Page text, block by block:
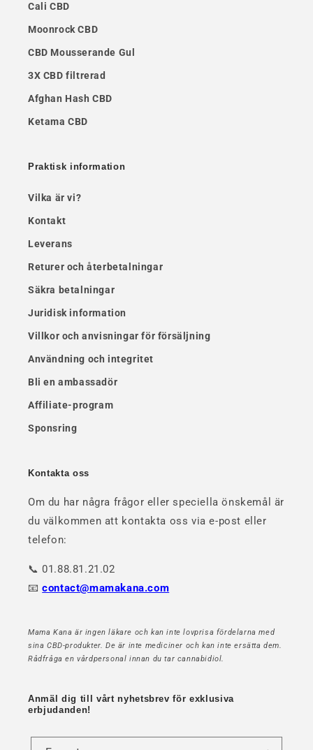
Cali CBD
Moonrock CBD
CBD Mousserande Gul
3X CBD filtrerad
Afghan Hash CBD
Ketama CBD
Praktisk information
Vilka är vi?
Kontakt
Leverans
Returer och återbetalningar
Säkra betalningar
Juridisk information
Villkor och anvisningar för försäljning
Användning och integritet
Bli en ambassadör
Affiliate-program
Sponsring
Kontakta oss
Om du har några frågor eller speciella önskemål är
du välkommen att kontakta oss via e-post eller
telefon:
📞 01.88.81.21.02
📧contact@mamakana.com
Mama Kana är ingen läkare och kan inte lovprisa fördelarna med
sina CBD-produkter. De är inte mediciner och kan inte ersätta dem.
Rådfråga en vårdpersonal innan du tar cannabidiol.
Anmäl dig till vårt nyhetsbrev för exklusiva
erbjudanden!